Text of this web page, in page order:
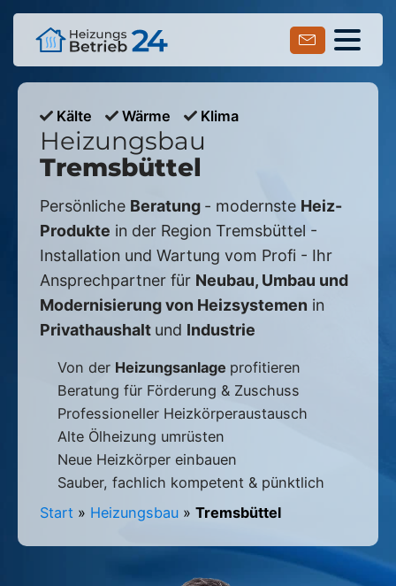
Kälte Wärme Klima
Heizungsbau
Tremsbüttel
Persönliche Beratung - modernste Heiz-
Produkte in der Region Tremsbüttel -
Installation und Wartung vom Profi - Ihr
Ansprechpartner für Neubau, Umbau und
Modernisierung von Heizsystemen in
Privathaushalt und Industrie
Von der Heizungsanlage profitieren
Beratung für Förderung & Zuschuss
Professioneller Heizkörperaustausch
Alte Ölheizung umrüsten
Neue Heizkörper einbauen
Sauber, fachlich kompetent & pünktlich
Start » Heizungsbau » Tremsbüttel